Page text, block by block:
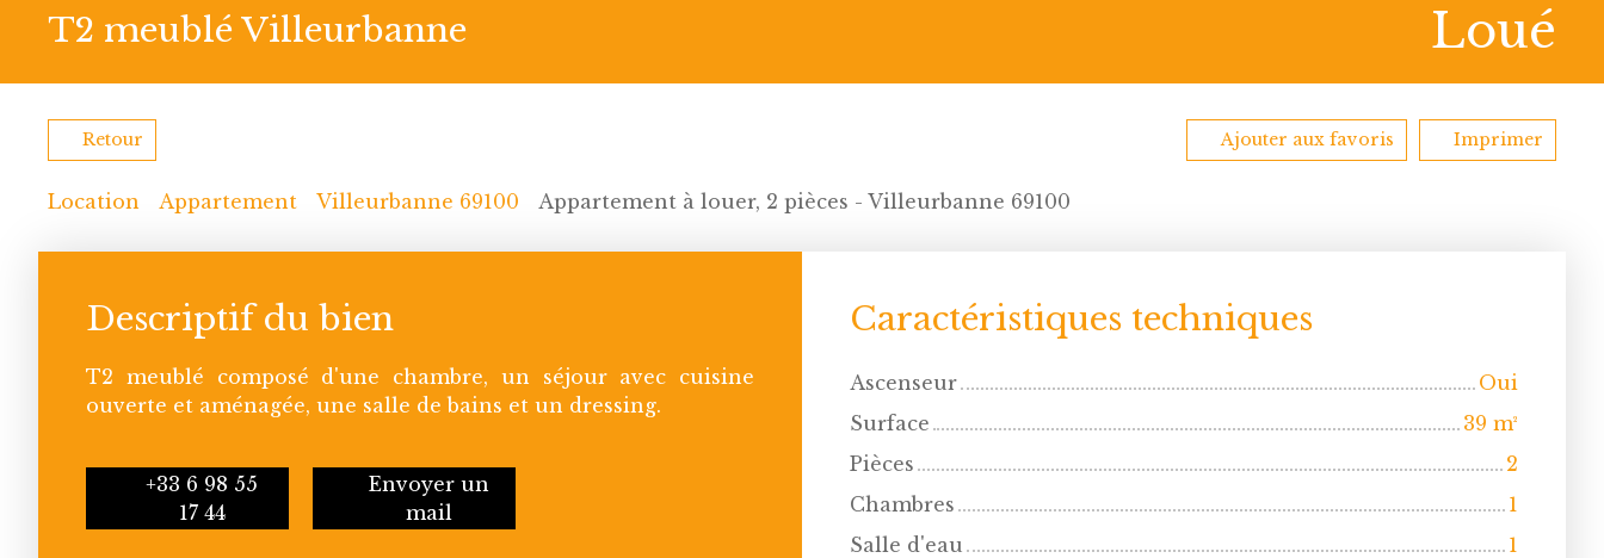
T2 meublé Villeurbanne Loué
Retour Ajouter aux favoris Imprimer
Location Appartement Villeurbanne 69100 Appartement à louer, 2 pièces - Villeurbanne 69100
Descriptif du bien
T2 meublé composé d'une chambre, un séjour avec cuisine
ouverte et aménagée, une salle de bains et un dressing.
+33 6 98 55
17 44
Envoyer un
mail
Caractéristiques techniques
Ascenseur
Oui
Surface
39 m²
Pièces
2
Chambres
1
Salle d'eau
1